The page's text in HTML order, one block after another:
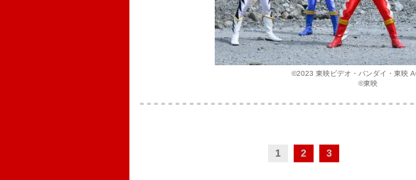
©2023 東映ビデオ・バンダイ・東映
©東映
1 2 3